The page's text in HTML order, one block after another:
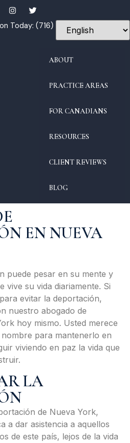
Today: (716)
ABOUT
PRACTICE AREAS
FOR CANADIANS
RESOURCES
CLIENT REVIEWS
BLOG
EN NUEVA
puede pesar en su mente y
vive su vida diariamente. Si
evitar la deportación,
nuestro abogado de
hoy mismo. Usted merece
para mantenerlo en
viviendo en paz la vida que
LA
de Nueva York,
a dar asistencia a aquellos
de este país, lejos de la vida